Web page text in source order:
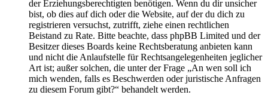
der Erziehungsberechtigten benötigen. Wenn du dir unsicher
bist, ob dies auf dich oder die Website, auf der du dich zu
registrieren versuchst, zutrifft, ziehe einen rechtlichen
Beistand zu Rate. Bitte beachte, dass phpBB Limited und der
Besitzer dieses Boards keine Rechtsberatung anbieten kann
und nicht die Anlaufstelle für Rechtsangelegenheiten jeglicher
Art ist; außer solchen, die unter der Frage „An wen soll ich
mich wenden, falls es Beschwerden oder juristische Anfragen
zu diesem Forum gibt?“ behandelt werden.